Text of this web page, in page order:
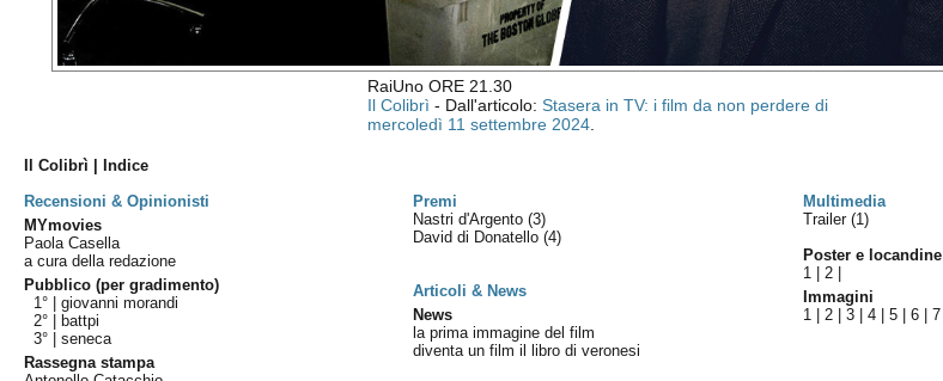
RaiUno ORE 21.30
Il Colibrì - Dall'articolo: Stasera in TV: i film da non perdere di
mercoledì 11 settembre 2024.
Il Colibrì | Indice
Recensioni & Opinionisti
Premi Multimedia
MYmovies
Paola Casella
a cura della redazione
Pubblico (per gradimento)
1° |giovanni morandi
2° |
battpi
3° |seneca
Rassegna stampa
Nastri d'Argento(3)
David di Donatello(4)
Articoli & News
News
la prima immagine del film
diventa un film il libro di veronesi
Trailer (1)
Poster e locandine
1 |2
Immagini
1 |2 |3 |4 |5 |6 |7